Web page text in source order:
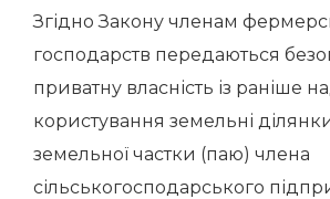
Згідно Закону членам
господарств передаються
приватну власність із раніше
користування земельні
земельної частки (паю) члена
сільськогосподарського